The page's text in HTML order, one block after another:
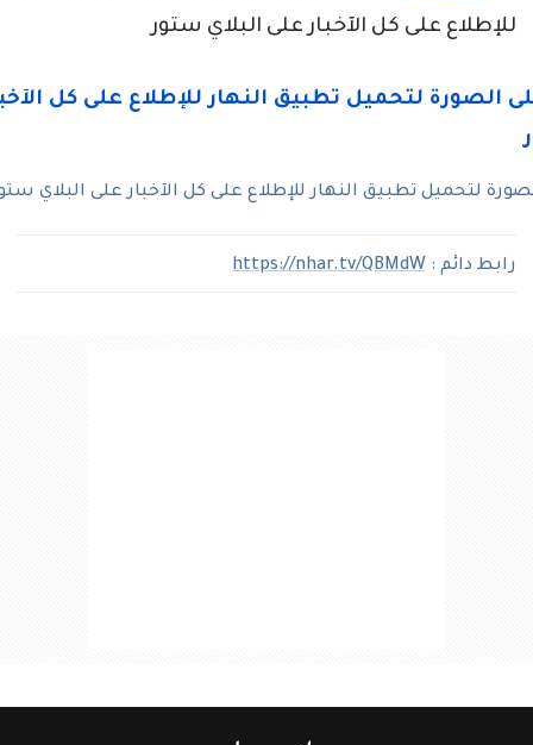
للإطلاع على كل الآخبار على البلاي ستور
لتحميل تطبيق النهار للإطلاع على كل الآخبار على البلاي
رابط دائم : https://nhar.tv/QBMdW